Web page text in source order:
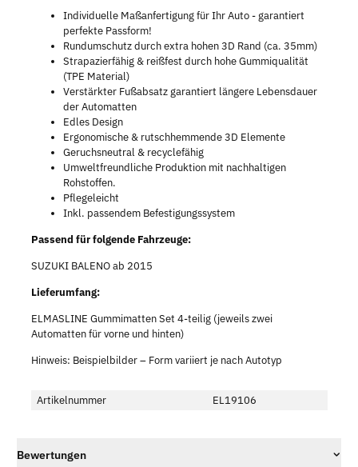
Individuelle Maßanfertigung für Ihr Auto - garantiert
perfekte Passform!
Rundumschutz durch extra hohen 3D Rand (ca. 35mm)
Strapazierfähig & reißfest durch hohe Gummiqualität
(TPE Material)
Verstärkter Fußabsatz garantiert längere Lebensdauer
der Automatten
Edles Design
Ergonomische & rutschhemmende 3D Elemente
Geruchsneutral & recyclefähig
Umweltfreundliche Produktion mit nachhaltigen
Rohstoffen.
Pflegeleicht
Inkl. passendem Befestigungssystem
Passend für folgende Fahrzeuge:
SUZUKI BALENO ab 2015
Lieferumfang:
ELMASLINE Gummimatten Set 4-teilig (jeweils zwei
Automatten für vorne und hinten)
Hinweis: Beispielbilder – Form variiert je nach Autotyp
Artikelnummer EL19106
Bewertungen